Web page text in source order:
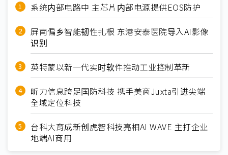
系统内部电路中 主芯片内部电源提供EOS防护
屏南偏乡智能韧性扎根 东港安泰医院导入AI影像
识别
英特蒙以新一代实时软件推动工业控制革新
昕力信息跨足国防科技 携手美商Juxta引进尖端
全域定位科技
台科大育成新创虎智科技亮相AI WAVE 主打企业
地端AI商用